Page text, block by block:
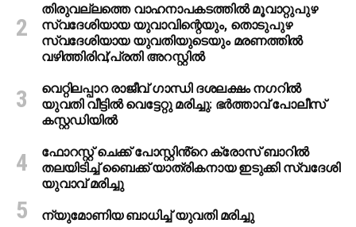
തിരുവല്ലത്തെ വാഹനാപകടത്തില്‍ മൂവാറ്റുപുഴ
സ്വദേശിയായ യുവാവിന്റെയും, തൊടുപുഴ
സ്വദേശിയായ യുവതിയുടെയും മരണത്തില്‍
വഴിത്തിരിവ്;പ്രതി അറസ്റ്റില്‍
വെറ്റിലപ്പാറ രാജീവ് ഗാന്ധി ദശലക്ഷം നഗറിൽ
യുവതി വീട്ടിൽ വെട്ടേറ്റു മരിച്ചു: ഭർത്താവ് പോലീസ്
കസ്റ്റഡിയിൽ
ഫോറസ്റ്റ് ചെക്ക് പോസ്റ്റിൻ്റെ ക്രോസ് ബാറില്‍
തലയിടിച്ച് ബൈക്ക് യാത്രികനായ ഇടുക്കി സ്വദേശി
യുവാവ് മരിച്ചു
ന്യുമോണിയ ബാധിച്ച് യുവതി മരിച്ചു